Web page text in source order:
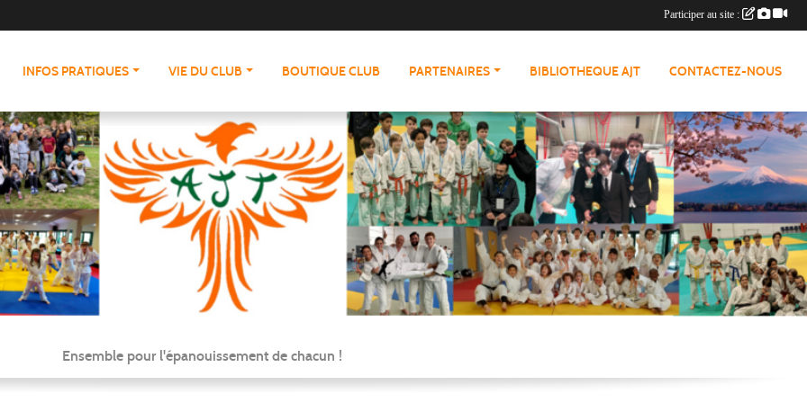
INFOS PRATIQUES VIE DU CLUB BOUTIQUE CLUB PARTENAIRES BIBLIOTHEQUE AJT CONTACTEZ-NOUS
Ensemble pour l'épanouissement de chacun !
Participer au site :